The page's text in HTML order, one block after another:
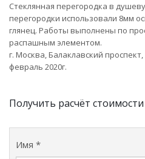
Стеклянная перегородка в
перегородки использовали 8мм
глянец. Работы выполнены по
распашным элементом.
г. Москва, Балаклавский проспект,
февраль 2020г.
Получить расчёт
Имя *